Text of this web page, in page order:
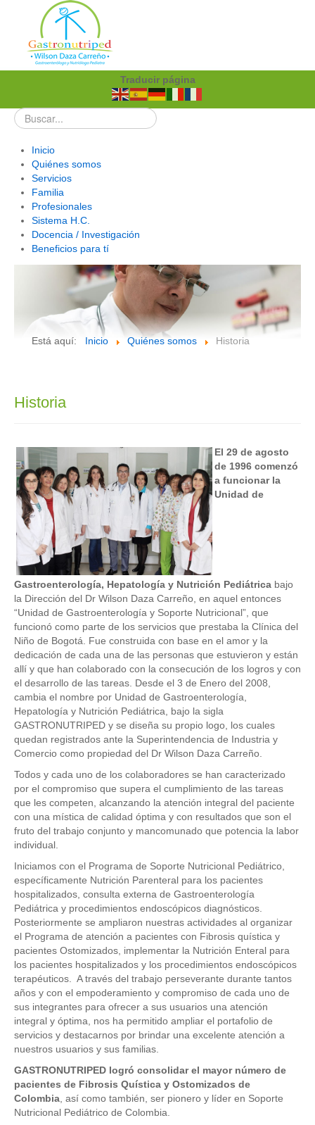
Traducir página
Inicio
Quiénes somos
Servicios
Familia
Profesionales
Sistema H.C.
Docencia / Investigación
Beneficios para tí
Está aquí: Inicio Quiénes somos Historia
Historia
El 29 de agosto
de 1996 comenzó
a funcionar la
Unidad de
Gastroenterología, Hepatología y Nutrición Pediátrica bajo
la Dirección del Dr Wilson Daza Carreño, en aquel entonces
“Unidad de Gastroenterología y Soporte Nutricional”, que
funcionó como parte de los servicios que prestaba la Clínica del
Niño de Bogotá. Fue construida con base en el amor y la
dedicación de cada una de las personas que estuvieron y están
allí y que han colaborado con la consecución de los logros y con
el desarrollo de las tareas. Desde el 3 de Enero del 2008,
cambia el nombre por Unidad de Gastroenterología,
Hepatología y Nutrición Pediátrica, bajo la sigla
GASTRONUTRIPED y se diseña su propio logo, los cuales
quedan registrados ante la Superintendencia de Industria y
Comercio como propiedad del Dr Wilson Daza Carreño.
Todos y cada uno de los colaboradores se han caracterizado
por el compromiso que supera el cumplimiento de las tareas
que les competen, alcanzando la atención integral del paciente
con una mística de calidad óptima y con resultados que son el
fruto del trabajo conjunto y mancomunado que potencia la labor
individual.
Iniciamos con el Programa de Soporte Nutricional Pediátrico,
específicamente Nutrición Parenteral para los pacientes
hospitalizados, consulta externa de Gastroenterología
Pediátrica y procedimientos endoscópicos diagnósticos.
Posteriormente se ampliaron nuestras actividades al organizar
el Programa de atención a pacientes con Fibrosis quística y
pacientes Ostomizados, implementar la Nutrición Enteral para
los pacientes hospitalizados y los procedimientos endoscópicos
terapéuticos. A través del trabajo perseverante durante tantos
años y con el empoderamiento y compromiso de cada uno de
sus integrantes para ofrecer a sus usuarios una atención
integral y óptima, nos ha permitido ampliar el portafolio de
servicios y destacarnos por brindar una excelente atención a
nuestros usuarios y sus familias.
GASTRONUTRIPED logró consolidar el mayor número de
pacientes de Fibrosis Quística y Ostomizados de
Colombia , así como también, ser pionero y líder en Soporte
Nutricional Pediátrico de Colombia.